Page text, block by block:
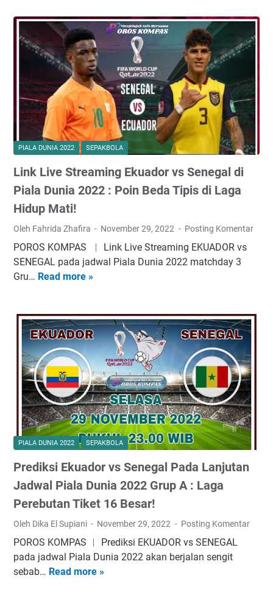
a
d
i
P
i
a
l
a
D
u
n
2
0
2
2
Q
a
r
:
T
h
e
L
i
o
n
s
f
T
e
r
a
n
i
l
T
i
m
n
a
s
S
e
n
e
g
a
l
d
i
a
l
a
D
u
n
i
a
2
0
2
2
A
m
b
i
s
PIALA DUNIA 2022 SEPAKBOLA
Link Live Streaming Ekuador vs Senegal di
Piala Dunia 2022 : Poin Beda Tipis di Laga
Hidup Mati!
Oleh Fahrida Zhafira November 29, 2022 Posting Komentar
POROS KOMPAS ︱ Link Live Streaming EKUADOR vs
SENEGAL pada jadwal Piala Dunia 2022 matchday 3
Gru… Read more »
k
L
i
v
e
S
t
r
e
a
m
i
n
g
E
k
u
a
PIALA DUNIA 2022 SEPAKBOLA
Prediksi Ekuador vs Senegal Pada Lanjutan
Jadwal Piala Dunia 2022 Grup A : Laga
Perebutan Tiket 16 Besar!
Oleh Dika El Supiani November 29, 2022 Posting Komentar
POROS KOMPAS ︱ Prediksi EKUADOR vs SENEGAL
pada jadwal Piala Dunia 2022 akan berjalan sengit
sebab… Read more »